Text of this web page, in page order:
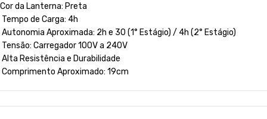
Cor da Lanterna: Preta
Tempo de Carga: 4h
Autonomia Aproximada: 2h e 30 (1° Estágio) / 4h (2° Estágio)
Tensão: Carregador 100V a 240V
Alta Resistência e Durabilidade
Comprimento Aproximado: 19cm